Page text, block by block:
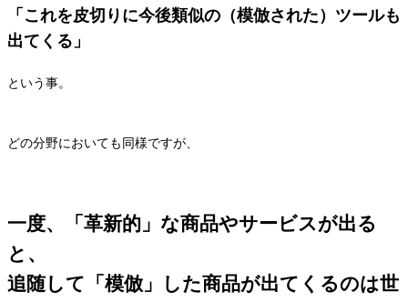
「これを皮切りに今後類似の（模倣された）ツールも
出てくる」
という事。
どの分野においても同様ですが、
一度、「革新的」な商品やサービスが出る
と、
追随して「模倣」した商品が出てくるのは世